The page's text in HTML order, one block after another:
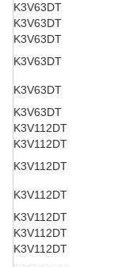
K3V63DT
K3V63DT
K3V63DT
K3V63DT
K3V63DT
K3V63DT
K3V112DT
K3V112DT
K3V112DT
K3V112DT
K3V112DT
K3V112DT
K3V112DT